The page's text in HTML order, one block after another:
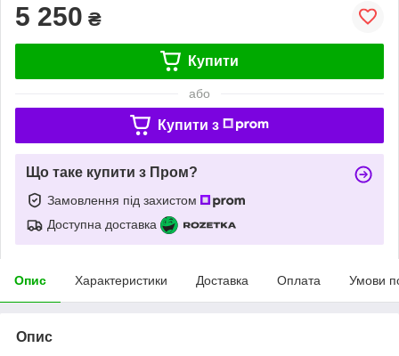
5 250 ₴
Купити
або
Купити з
Що таке купити з Пром?
Замовлення під захистом
Доступна доставка
Опис Характеристики Доставка Оплата Умови
Опис